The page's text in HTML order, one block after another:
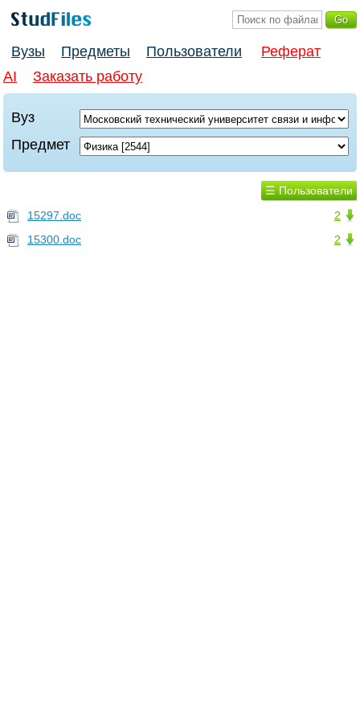
Вузы Предметы Пользователи
Реферат
AI
Заказать работу
Вуз
Предмет
☰ Пользователи
2
15297.doc
2
15300.doc